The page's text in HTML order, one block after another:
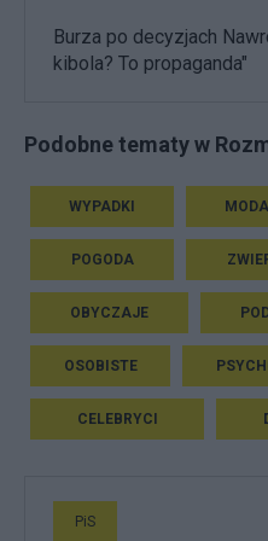
Burza po decyzjach
kibola? To propaganda"
Podobne tematy w
WYPADKI
POGODA
OBYCZAJE
OSOBISTE
CELEBRYCI
PiS